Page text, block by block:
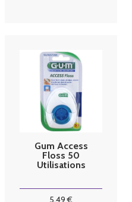
Gum Access
Floss 50
Utilisations
5.49 €